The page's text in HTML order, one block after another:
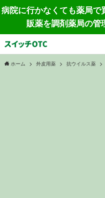
病院に行かなくても薬局で
販薬を調剤薬局の管
ホーム 外皮用薬 抗ウイルス薬